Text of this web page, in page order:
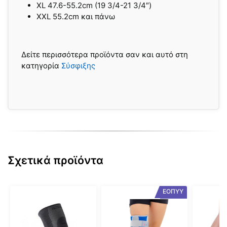
XL 47.6-55.2cm (19 3/4-21 3/4″)
XXL 55.2cm και πάνω
Δείτε περισσότερα προϊόντα σαν και αυτό στη
κατηγορία Σύσφιξης
Σχετικά προϊόντα
προϊόν
ΕΟΠΥΥ
προϊόν
προϊόν
έχει